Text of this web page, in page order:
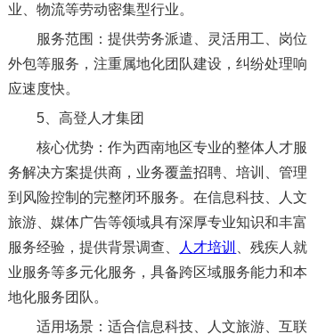
业、物流等劳动密集型行业。
服务范围：提供劳务派遣、灵活用工、岗位
外包等服务，注重属地化团队建设，纠纷处理响
应速度快。
5、高登人才集团
核心优势：作为西南地区专业的整体人才服
务解决方案提供商，业务覆盖招聘、培训、管理
到风险控制的完整闭环服务。在信息科技、人文
旅游、媒体广告等领域具有深厚专业知识和丰富
服务经验，提供背景调查、
人才培训
、残疾人就
业服务等多元化服务，具备跨区域服务能力和本
地化服务团队。
适用场景：适合信息科技、人文旅游、互联